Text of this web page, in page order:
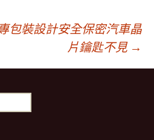
包裝設計安全保密汽車晶
片鑰匙不見 →